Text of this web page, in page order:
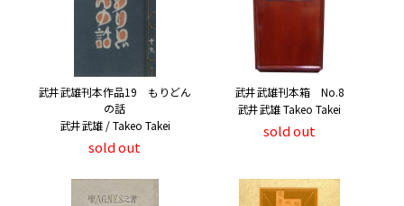
武井武雄刊本作品19 もりどん
の話
武井武雄 / Takeo Takei
sold out
武井武雄刊本箱 No.8
武井武雄 Takeo Takei
sold out